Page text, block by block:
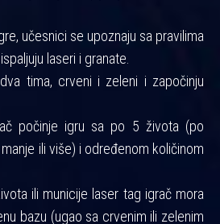
učesnici se upoznaju sa pravilima
laseri i granate.
tima, crveni i zeleni i započinju
počinje igru sa po 5 života (po
ili više) i određenom količinom
ili municije laser tag igrač mora
bazu (ugao sa crvenim ili zelenim